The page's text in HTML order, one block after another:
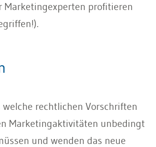
Marketingexperten profitieren
welche rechtlichen Vorschriften
Marketingaktivitäten unbedingt
und wenden das neue